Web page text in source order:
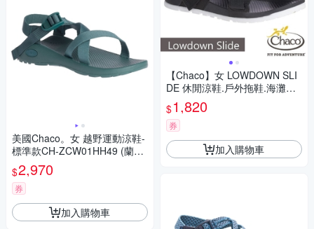
美國Chaco。女 越野運動涼鞋-
標準款CH-ZCW01HH49 (蘭洋
松羅)
$2,970
券
加入購物車
【Chaco】女 LOWDOWN SLI
DE 休閒涼鞋.戶外拖鞋.海灘鞋_
CH-LSW01-H405 黑
$1,820
券
加入購物車